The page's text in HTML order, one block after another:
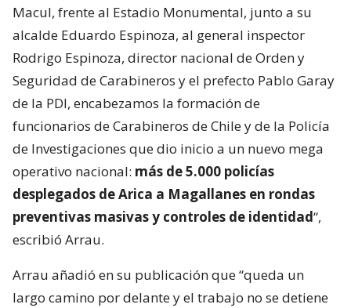
Macul, frente al Estadio Monumental, junto a su
alcalde Eduardo Espinoza, al general inspector
Rodrigo Espinoza, director nacional de Orden y
Seguridad de Carabineros y el prefecto Pablo Garay
de la PDI, encabezamos la formación de
funcionarios de Carabineros de Chile y de la Policía
de Investigaciones que dio inicio a un nuevo mega
operativo nacional: más de 5.000 policías
desplegados de Arica a Magallanes en rondas
preventivas masivas y controles de identidad“,
escribió Arrau.
Arrau añadió en su publicación que “queda un
largo camino por delante y el trabajo no se detiene